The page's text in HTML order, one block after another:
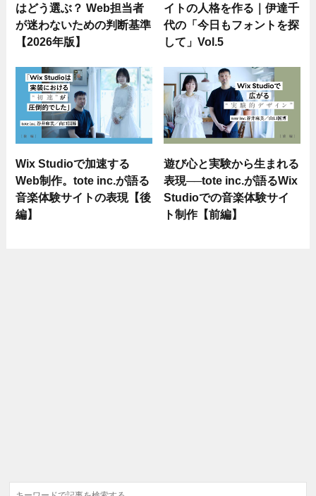
はどう選ぶ？ Web担当者
が迷わないための判断基準
【2026年版】
イトの人格を作る｜伊達千
代の「今日もフォントを探
して」Vol.5
Wix Studioで加速する
Web制作。tote inc.が語る
音楽体験サイトの表現【後
編】
遊び心と実験から生まれる
表現──tote inc.が語るWix
Studioでの音楽体験サイ
ト制作【前編】
検